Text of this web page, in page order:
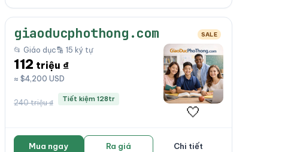
giaoducphothong.com SALE
📂 Giáo dục🔡 15 ký tự
112 triệu ₫
≈ $4,200 USD
240 triệu ₫ Tiết kiệm 128tr
🤍
Mua ngay Ra giá Chi tiết